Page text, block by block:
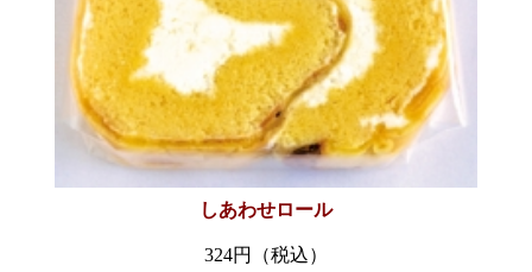
しあわせロール
324円（税込）